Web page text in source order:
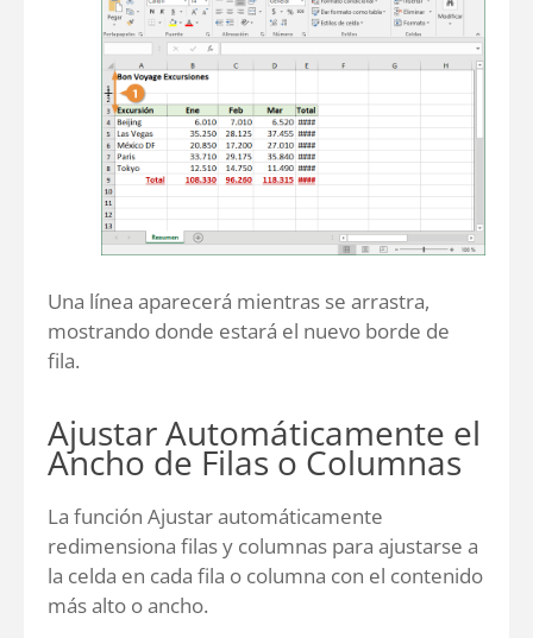
Una línea aparecerá mientras se arrastra,
mostrando donde estará el nuevo borde de
fila.
Ajustar Automáticamente el
Ancho de Filas o Columnas
La función Ajustar automáticamente
redimensiona filas y columnas para ajustarse a
la celda en cada fila o columna con el contenido
más alto o ancho.